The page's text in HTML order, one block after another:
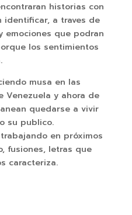
historias con
a traves de
emociones que podran
los sentimientos
musa en las
Venezuela y ahora de
quedarse a vivir
su publico.
en próximos
fusiones, letras que
caracteriza.